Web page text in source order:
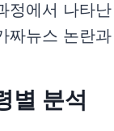
정에서 나타
짜뉴스 논란
별 분석